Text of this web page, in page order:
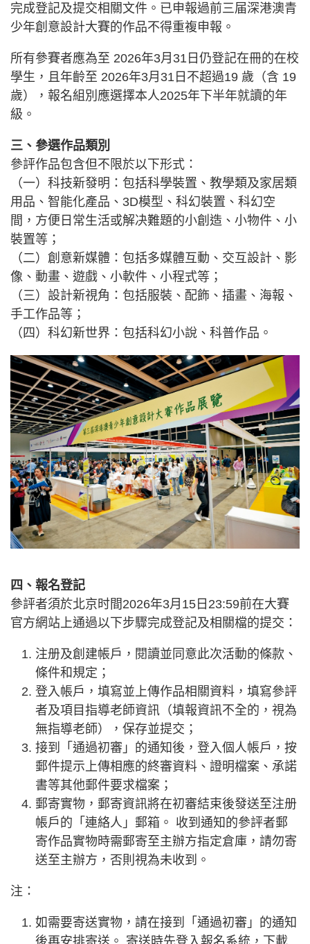
完成登記及提交相關文件。已申報過前三届深港澳青
少年創意設計大賽的作品不得重複申報。
所有參賽者應為至 2026年3月31日仍登記在冊的在校
學生，且年齡至 2026年3月31日不超過19 歲（含 19
歲），報名組別應選擇本人2025年下半年就讀的年
級。
三、參選作品類別
參評作品包含但不限於以下形式：
（一）科技新發明：包括科學裝置、教學類及家居類
用品、智能化產品、3D模型、科幻裝置、科幻空
間，方便日常生活或解决難題的小創造、小物件、小
裝置等；
（二）創意新媒體：包括多媒體互動、交互設計、影
像、動畫、遊戲、小軟件、小程式等；
（三）設計新視角：包括服裝、配飾、插畫、海報、
手工作品等；
（四）科幻新世界：包括科幻小說、科普作品。
四、報名登記
參評者須於北京时間2026年3月15日23:59前在大賽
官方網站上通過以下步驟完成登記及相關檔的提交：
注册及創建帳戶，閱讀並同意此次活動的條款、
條件和規定；
登入帳戶，填寫並上傳作品相關資料，填寫參評
者及項目指導老師資訊（填報資訊不全的，視為
無指導老師），保存並提交；
接到「通過初審」的通知後，登入個人帳戶，按
郵件提示上傳相應的終審資料、證明檔案、承諾
書等其他郵件要求檔案；
郵寄實物，郵寄資訊將在初審結束後發送至注册
帳戶的「連絡人」郵箱。 收到通知的參評者郵
寄作品實物時需郵寄至主辦方指定倉庫，請勿寄
送至主辦方，否則視為未收到。
注：
如需要寄送實物，請在接到「通過初審」的通知
後再安排寄送。 寄送時先登入報名系統，下載